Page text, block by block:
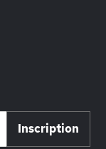
Inscription